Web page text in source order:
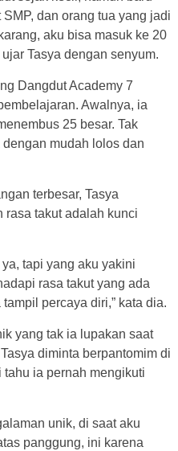
dan orang tua yang jadi
aku bisa masuk ke 20
Tasya dengan senyum.
Dangdut Academy 7
Awalnya, ia
25 besar. Tak
mudah lolos dan
terbesar, Tasya
rasa takut adalah kunci
tapi yang aku yakini
rasa takut yang ada
percaya diri,” kata dia.
yang tak ia lupakan saat
diminta berpantomim di
ia pernah mengikuti
unik, di saat aku
panggung, ini karena